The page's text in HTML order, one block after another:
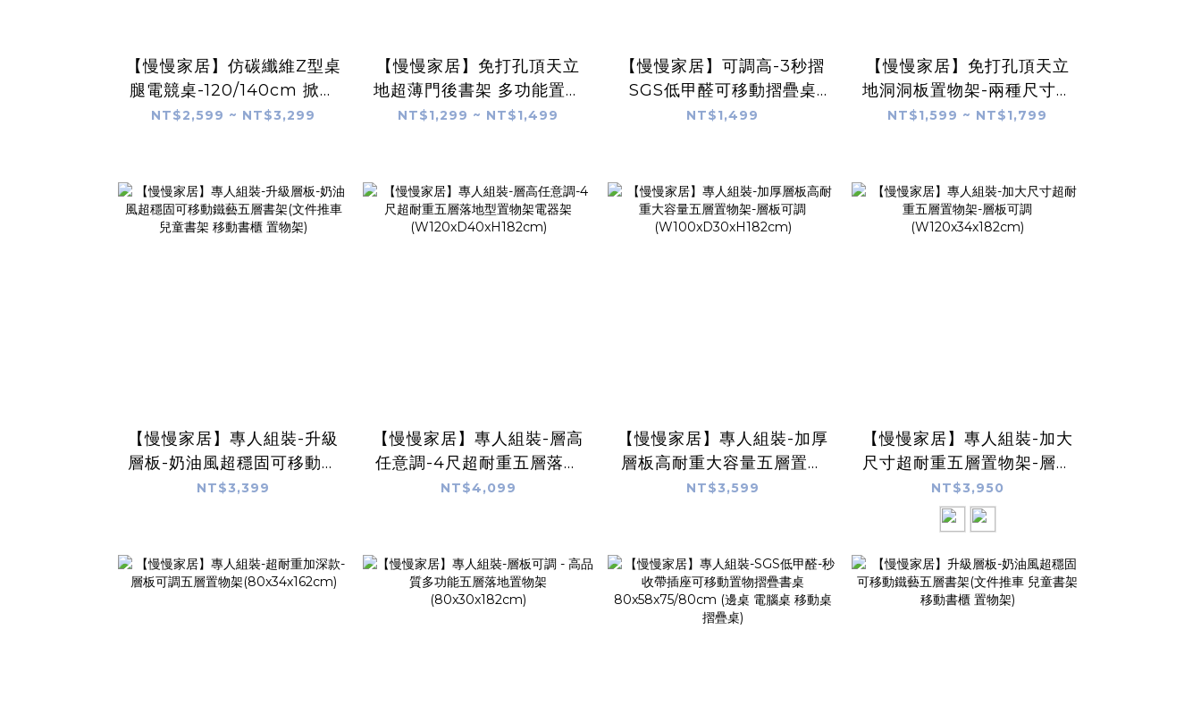
【慢慢家居】仿碳纖維Z型桌
腿電競桌-120/140cm 掀板
理線槽 裝螢幕支架可靠牆
NT$2,599 ~ NT$3,299
【慢慢家居】免打孔頂天立
地超薄門後書架 多功能置物
架-兩種尺寸 (包架 鞋架 屏風
NT$1,299 ~ NT$1,499
【慢慢家居】可調高-3秒摺
SGS低甲醛可移動摺疊桌
80x40cm (邊桌 書桌 電腦
NT$1,499
【慢慢家居】免打孔頂天立
地洞洞板置物架-兩種尺寸任
選 贈掛勾x20+置物盤x4 (鐵
NT$1,599 ~ NT$1,799
【慢慢家居】專人組裝-升級
層板-奶油風超穩固可移動鐵
藝五層書架(文件推車 兒童書
NT$3,399
【慢慢家居】專人組裝-層高
任意調-4尺超耐重五層落地
型置物架電器架
NT$4,099
【慢慢家居】專人組裝-加厚
層板高耐重大容量五層置物
架-層板可調
NT$3,599
【慢慢家居】專人組裝-加大
尺寸超耐重五層置物架-層板
可調(W120x34x182cm)
NT$3,950